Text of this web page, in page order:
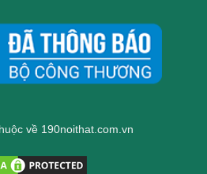
về 190noithat.com.vn